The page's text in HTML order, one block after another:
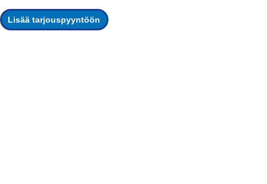
Lisää tarjouspyyntöön